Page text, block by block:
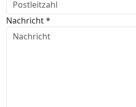
Nachricht *